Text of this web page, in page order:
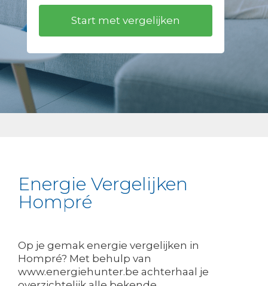
Energie Vergelijken
Hompré
Op je gemak energie vergelijken in
Hompré? Met behulp van
www.energiehunter.be achterhaal je